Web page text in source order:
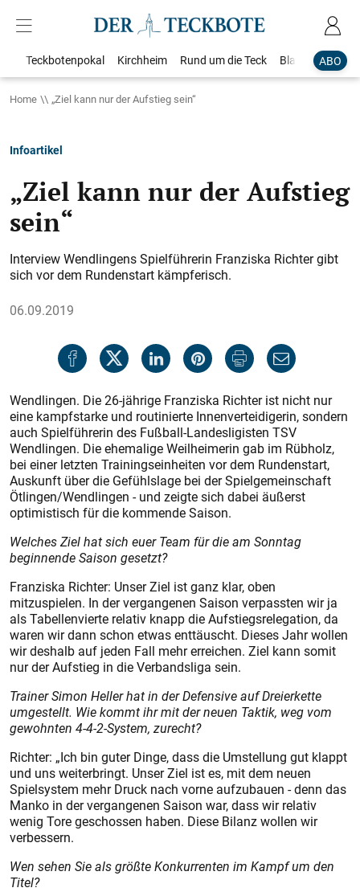
ABO
Teckbotenpokal Kirchheim Rund um die Teck Blaulicht
Home „Ziel kann nur der Aufstieg sein“
Infoartikel
„Ziel kann nur der Aufstieg
sein“
Interview Wendlingens Spielführerin Franziska Richter gibt
sich vor dem Rundenstart kämpferisch.
06.09.2019
Wendlingen. Die 26-jährige Franziska Richter ist nicht nur
eine kampfstarke und routinierte Innenverteidigerin, sondern
auch Spielführerin des Fußball-Landesligisten TSV
Wendlingen. Die ehemalige Weilheimerin gab im Rübholz,
bei einer letzten Trainingseinheiten vor dem Rundenstart,
Auskunft über die Gefühlslage bei der Spielgemeinschaft
Ötlingen/Wendlingen - und zeigte sich dabei äußerst
optimistisch für die kommende Saison.
Welches Ziel hat sich euer Team für die am Sonntag
beginnende Saison gesetzt?
Franziska Richter: Unser Ziel ist ganz klar, oben
mitzuspielen. In der vergangenen Saison verpassten wir ja
als Tabellenvierte relativ knapp die Aufstiegsrelegation, da
waren wir dann schon etwas enttäuscht. Dieses Jahr wollen
wir deshalb auf jeden Fall mehr erreichen. Ziel kann somit
nur der Aufstieg in die Verbandsliga sein.
Trainer Simon Heller hat in der Defensive auf Dreierkette
umgestellt. Wie kommt ihr mit der neuen Taktik, weg vom
gewohnten 4-4-2-System, zurecht?
Richter: „Ich bin guter Dinge, dass die Umstellung gut klappt
und uns weiterbringt. Unser Ziel ist es, mit dem neuen
Spielsystem mehr Druck nach vorne aufzubauen - denn das
Manko in der vergangenen Saison war, dass wir relativ
wenig Tore geschossen haben. Diese Bilanz wollen wir
verbessern.
Wen sehen Sie als größte Konkurrenten im Kampf um den
Titel?